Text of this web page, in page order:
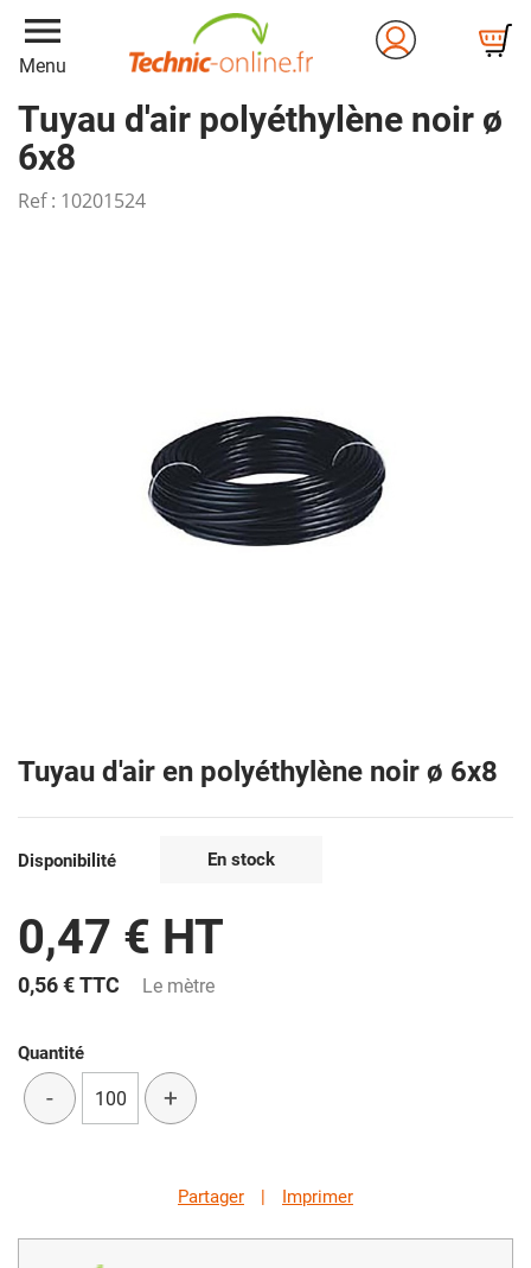
menu
Menu
Tuyau d'air polyéthylène noir ø
6x8
Ref : 10201524
Tuyau d'air en polyéthylène noir ø 6x8
Disponibilité En stock
0,47 € HT
0,56 €TTC Le mètre
Quantité
- +
Partager | Imprimer